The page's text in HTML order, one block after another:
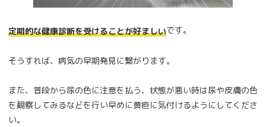
定期的な健康診断を受けることが好ましいです。
そうすれば、病気の早期発見に繋がります。
また、普段から尿の色に注意を払う、状態が悪い時は尿や皮膚の色
を観察してみるなどを行い早めに黄疸に気付けるようにしてくださ
い。